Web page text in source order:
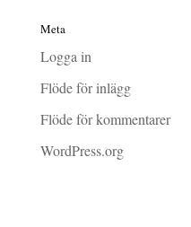
Meta
Logga in
Flöde för inlägg
Flöde för kommentarer
WordPress.org